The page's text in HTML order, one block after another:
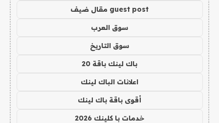
guest post مقال ضيف
سوق العرب
سوق التاريخ
باك لينك باقة 20
اعلانات الباك لينك
أقوى باقة باك لينك
خدمات با كلينك 2026